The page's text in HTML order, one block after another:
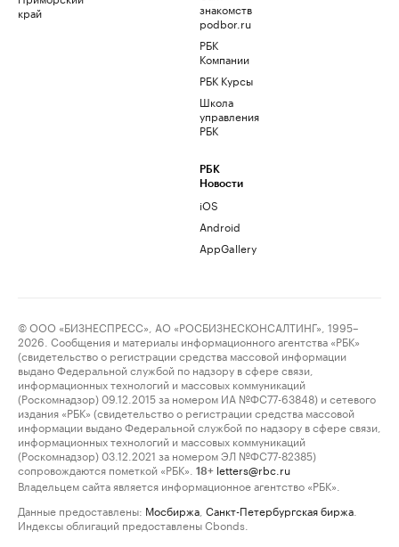
край
знакомств
podbor.ru
РБК
Компании
РБК Курсы
Школа
управления
РБК
РБК
Новости
iOS
Android
AppGallery
© ООО «БИЗНЕСПРЕСС», АО «РОСБИЗНЕСКОНСАЛТИНГ», 1995–
2026. Сообщения и материалы информационного агентства «РБК»
(свидетельство о регистрации средства массовой информации
выдано Федеральной службой по надзору в сфере связи,
информационных технологий и массовых коммуникаций
(Роскомнадзор) 09.12.2015 за номером ИА №ФС77-63848) и сетевого
издания «РБК» (свидетельство о регистрации средства массовой
информации выдано Федеральной службой по надзору в сфере связи,
информационных технологий и массовых коммуникаций
(Роскомнадзор) 03.12.2021 за номером ЭЛ №ФС77-82385)
сопровождаются пометкой «РБК».
18+ letters@rbc.ru
Владельцем сайта является информационное агентство «РБК».
Данные предоставлены: Мосбиржа Санкт-Петербургская биржа
Индексы облигаций предоставлены Cbonds.